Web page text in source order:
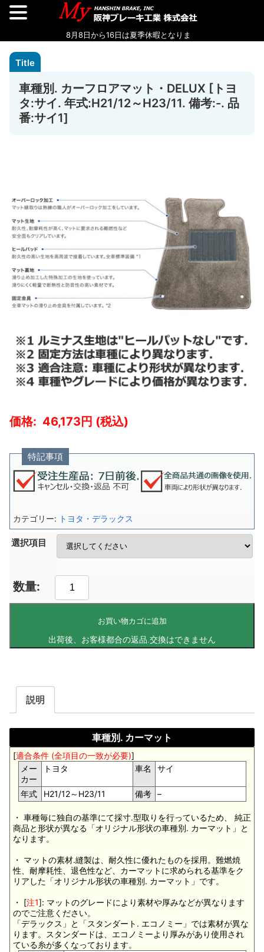
車種別. カーフロアマット・DELUX [トヨ
タ:サイ. 年式:H21/12～H23/11. 備考:-. 品
番:サイ1]
46,173
特記事項
選択項目
お買い物カゴに追加
カテゴリー: トヨタ・デラックス
説明
車種別. カーマット
[適合条件 (全項目の一致が必要)]
メー
カー
トヨタ 車名 サイ
年式 H21/12～H23/11 備考 –
・ 車種毎に独自の基準にて採寸.型取りを行っているため、 純正
商品と形状が異なる「オリジナル形状の車種別. カーマット」と
なります。
・ マットの素材.縫製は、耐久性に優れたものを採用。難燃焼
性、耐摩耗性、退色性など、カーマットに求められる基準をク
リアした「オリジナル形状の車種別. カーマット」です。
・ [注1]: マットのグレードにより素材や厚みなどが異なります
のでご注意ください。
「デラックス」と「スタンダート. エコノミー」では素材が異な
ります。スタンダードは、エコノミーより厚みがあり使用され
ている糸が多くなっております。